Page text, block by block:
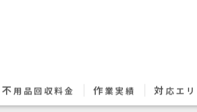
不 用品回収料金 作 業実績 対 応エ